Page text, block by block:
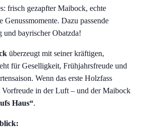
frisch gezapfter Maibock, echte
Genussmomente. Dazu passende
und bayrischer Obatzda!
überzeugt mit seiner kräftigen,
für Geselligkeit, Frühjahrsfreude und
Wenn das erste Holzfass
in der Luft – und der Maibock
Haus“.